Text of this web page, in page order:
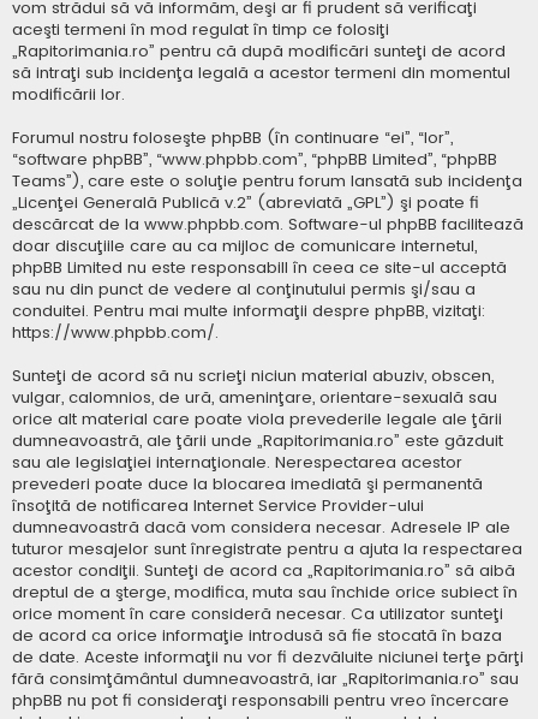
vom strădui să vă informăm, deşi ar fi prudent să verificaţi
aceşti termeni în mod regulat în timp ce folosiţi
„Rapitorimania.ro” pentru că după modificări sunteţi de acord
să intraţi sub incidenţa legală a acestor termeni din momentul
modificării lor.
Forumul nostru foloseşte phpBB (în continuare “ei”, “lor”,
“software phpBB”, “www.phpbb.com”, “phpBB Limited”, “phpBB
Teams”), care este o soluţie pentru forum lansată sub incidenţa
„Licenţei Generală Publică v.2” (abreviată „GPL”) şi poate fi
descărcat de la www.phpbb.com. Software-ul phpBB facilitează
doar discuţiile care au ca mijloc de comunicare internetul,
phpBB Limited nu este responsabill în ceea ce site-ul acceptă
sau nu din punct de vedere al conţinutului permis şi/sau a
conduitei. Pentru mai multe informaţii despre phpBB, vizitaţi:
https://www.phpbb.com/.
Sunteţi de acord să nu scrieţi niciun material abuziv, obscen,
vulgar, calomnios, de ură, ameninţare, orientare-sexuală sau
orice alt material care poate viola prevederile legale ale ţării
dumneavoastră, ale ţării unde „Rapitorimania.ro” este găzduit
sau ale legislaţiei internaţionale. Nerespectarea acestor
prevederi poate duce la blocarea imediată şi permanentă
însoţită de notificarea Internet Service Provider-ului
dumneavoastră dacă vom considera necesar. Adresele IP ale
tuturor mesajelor sunt înregistrate pentru a ajuta la respectarea
acestor condiţii. Sunteţi de acord ca „Rapitorimania.ro” să aibă
dreptul de a şterge, modifica, muta sau închide orice subiect în
orice moment în care consideră necesar. Ca utilizator sunteţi
de acord ca orice informaţie introdusă să fie stocată în baza
de date. Aceste informaţii nu vor fi dezvăluite niciunei terţe părţi
fără consimţământul dumneavoastră, iar „Rapitorimania.ro” sau
phpBB nu pot fi consideraţi responsabili pentru vreo încercare